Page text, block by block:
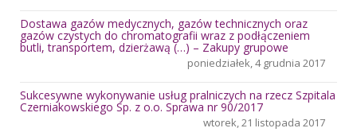
Dostawa gazów medycznych, gazów technicznych oraz
gazów czystych do chromatografii wraz z podłączeniem
butli, transportem, dzierżawą (…) – Zakupy grupowe
poniedziałek, 4 grudnia 2017
Sukcesywne wykonywanie usług pralniczych na rzecz Szpitala
Czerniakowskiego Sp. z o.o. Sprawa nr 90/2017
wtorek, 21 listopada 2017